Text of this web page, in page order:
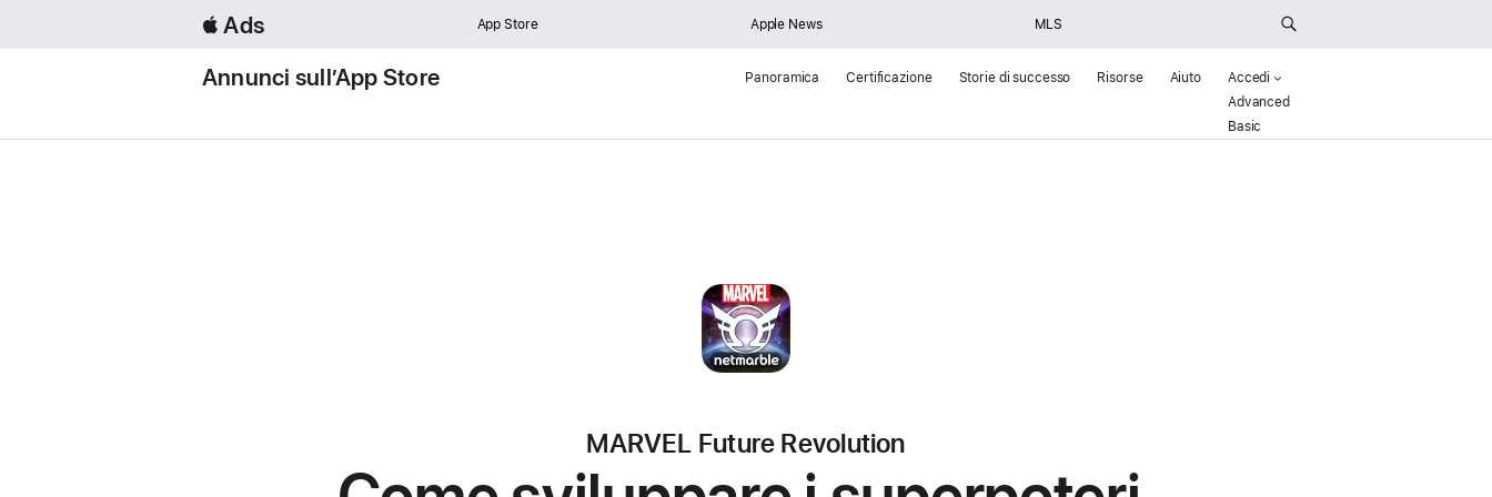
 Ads App Store Apple News MLS
Annunci sull’App Store Panoramica Certificazione Storie di successo Risorse Aiuto
Accedi
Advanced
Basic
MARVEL Future Revolution